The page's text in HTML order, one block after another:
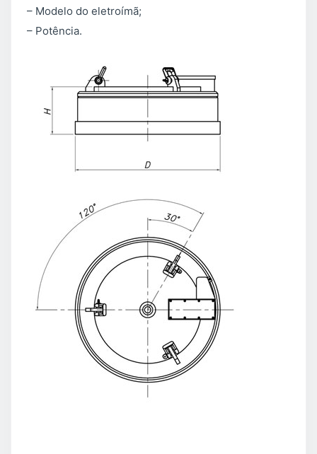
– Modelo do eletroímã;
– Potência.